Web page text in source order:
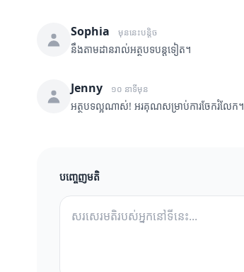
Sophia មុននេះបន្តិច
នឹងតាមដានរាល់អត្ថបទបន្តទៀត។
Jenny ១០ នាទីមុន
អត្ថបទល្អណាស់! អរគុណសម្រាប់ការចែករំលែក។
បញ្ចេញមតិ